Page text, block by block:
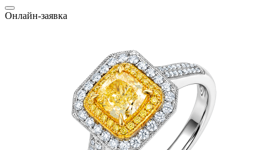
Онлайн-заявка